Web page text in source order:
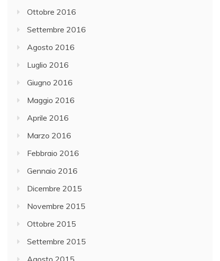
Ottobre 2016
Settembre 2016
Agosto 2016
Luglio 2016
Giugno 2016
Maggio 2016
Aprile 2016
Marzo 2016
Febbraio 2016
Gennaio 2016
Dicembre 2015
Novembre 2015
Ottobre 2015
Settembre 2015